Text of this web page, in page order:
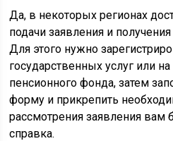
Да, в некоторых регионах
подачи заявления и
Для этого нужно
государственных услуг или
пенсионного фонда, затем
форму и прикрепить
рассмотрения заявления вам
справка.